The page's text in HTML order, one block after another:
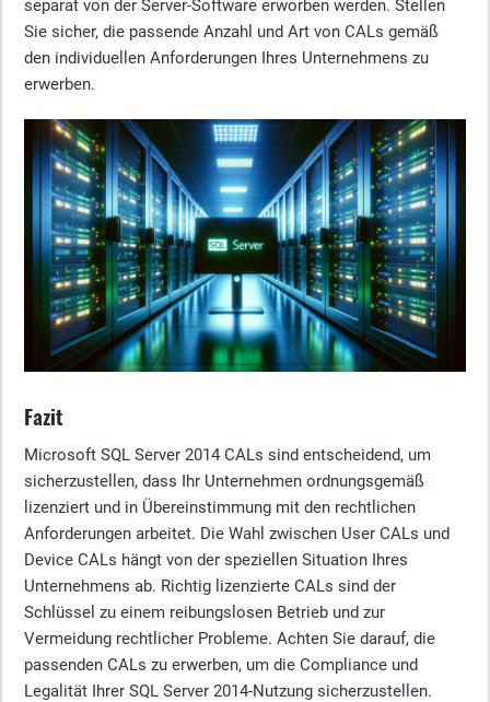
separat von der Server-Software erworben werden. Stellen
Sie sicher, die passende Anzahl und Art von CALs gemäß
den individuellen Anforderungen Ihres Unternehmens zu
erwerben.
Fazit
Microsoft SQL Server 2014 CALs sind entscheidend, um
sicherzustellen, dass Ihr Unternehmen ordnungsgemäß
lizenziert und in Übereinstimmung mit den rechtlichen
Anforderungen arbeitet. Die Wahl zwischen User CALs und
Device CALs hängt von der speziellen Situation Ihres
Unternehmens ab. Richtig lizenzierte CALs sind der
Schlüssel zu einem reibungslosen Betrieb und zur
Vermeidung rechtlicher Probleme. Achten Sie darauf, die
passenden CALs zu erwerben, um die Compliance und
Legalität Ihrer SQL Server 2014-Nutzung sicherzustellen.